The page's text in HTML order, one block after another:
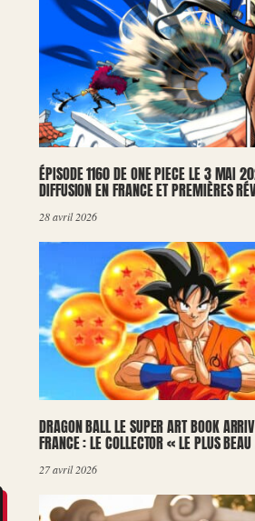
ÉPISODE 1160 DE ONE PIECE LE 3 MAI
DIFFUSION EN FRANCE ET PREMIÈRES
28 avril 2026
DRAGON BALL LE SUPER ART BOOK
FRANCE : LE COLLECTOR « LE PLUS
27 avril 2026